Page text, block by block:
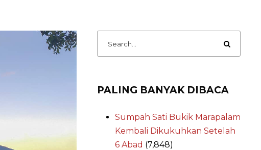
PALING BANYAK DIBACA
Sumpah Sati Bukik Marapalam
Kembali Dikukuhkan Setelah
6 Abad (7,848)